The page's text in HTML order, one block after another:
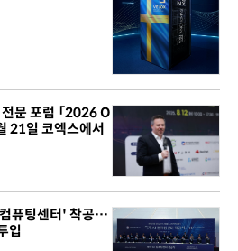
문 포럼 「2026 O
21일 코엑스에서
퓨팅센터' 착공…
입